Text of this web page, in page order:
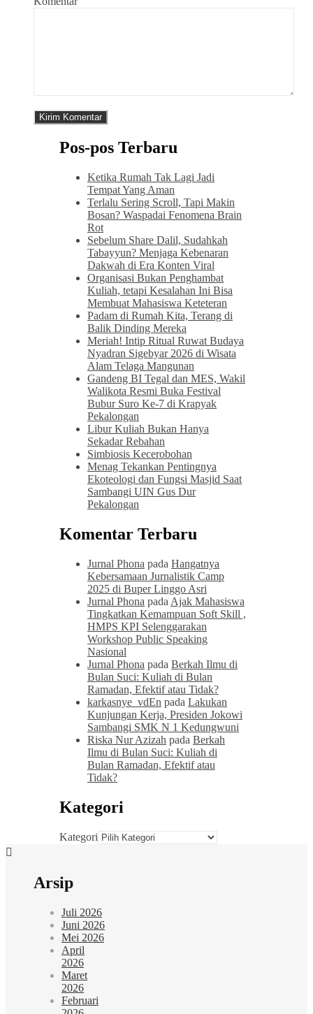
Pos-pos Terbaru
Ketika Rumah Tak Lagi Jadi
Tempat Yang Aman
Terlalu Sering Scroll, Tapi Makin
Bosan? Waspadai Fenomena Brain
Rot
Sebelum Share Dalil, Sudahkah
Tabayyun? Menjaga Kebenaran
Dakwah di Era Konten Viral
Organisasi Bukan Penghambat
Kuliah, tetapi Kesalahan Ini Bisa
Membuat Mahasiswa Keteteran
Padam di Rumah Kita, Terang di
Balik Dinding Mereka
Meriah! Intip Ritual Ruwat Budaya
Nyadran Sigebyar 2026 di Wisata
Alam Telaga Mangunan
Gandeng BI Tegal dan MES, Wakil
Walikota Resmi Buka Festival
Bubur Suro Ke-7 di Krapyak
Pekalongan
Libur Kuliah Bukan Hanya
Sekadar Rebahan
Simbiosis Kecerobohan
Menag Tekankan Pentingnya
Ekoteologi dan Fungsi Masjid Saat
Sambangi UIN Gus Dur
Pekalongan
Komentar Terbaru
Jurnal Phona pada Hangatnya
Kebersamaan Jurnalistik Camp
2025 di Buper Linggo Asri
Jurnal Phona pada Ajak Mahasiswa
Tingkatkan Kemampuan Soft Skill ,
HMPS KPI Selenggarakan
Workshop Public Speaking
Nasional
Jurnal Phona pada Berkah Ilmu di
Bulan Suci: Kuliah di Bulan
Ramadan, Efektif atau Tidak?
karkasnye_vdEn pada Lakukan
Kunjungan Kerja, Presiden Jokowi
Sambangi SMK N 1 Kedungwuni
Riska Nur Azizah pada Berkah
Ilmu di Bulan Suci: Kuliah di
Bulan Ramadan, Efektif atau
Tidak?
Kategori
Kategori
Arsip
Juli 2026
Juni 2026
Mei 2026
April
2026
Maret
2026
Februari